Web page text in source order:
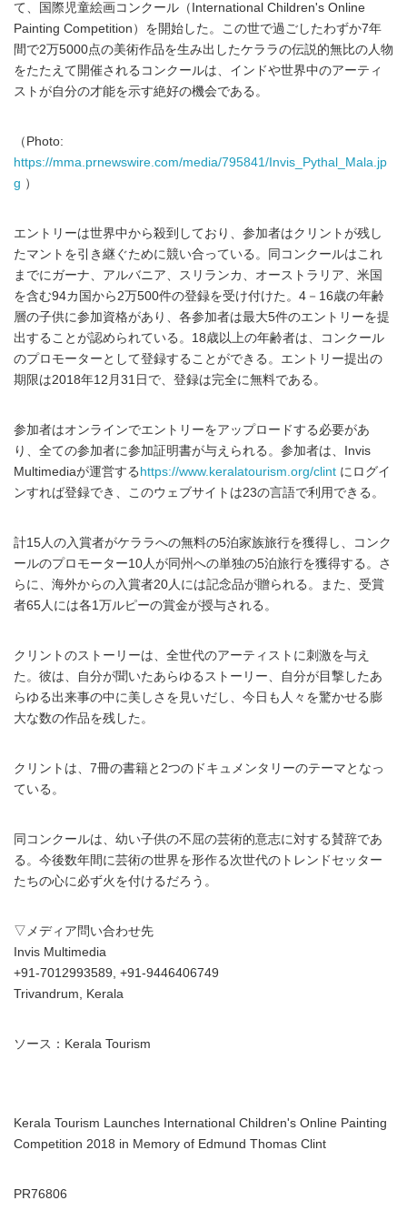
て、国際児童絵画コンクール（International Children's Online
Painting Competition）を開始した。この世で過ごしたわずか7年
間で2万5000点の美術作品を生み出したケララの伝説的無比の人物
をたたえて開催されるコンクールは、インドや世界中のアーティ
ストが自分の才能を示す絶好の機会である。
（Photo:
https://mma.prnewswire.com/media/795841/Invis_Pythal_Mala.jp
g ）
エントリーは世界中から殺到しており、参加者はクリントが残し
たマントを引き継ぐために競い合っている。同コンクールはこれ
までにガーナ、アルバニア、スリランカ、オーストラリア、米国
を含む94カ国から2万500件の登録を受け付けた。4－16歳の年齢
層の子供に参加資格があり、各参加者は最大5件のエントリーを提
出することが認められている。18歳以上の年齢者は、コンクール
のプロモーターとして登録することができる。エントリー提出の
期限は2018年12月31日で、登録は完全に無料である。
参加者はオンラインでエントリーをアップロードする必要があ
り、全ての参加者に参加証明書が与えられる。参加者は、Invis
Multimediaが運営する https://www.keralatourism.org/clint にログイ
ンすれば登録でき、このウェブサイトは23の言語で利用できる。
計15人の入賞者がケララへの無料の5泊家族旅行を獲得し、コンク
ールのプロモーター10人が同州への単独の5泊旅行を獲得する。さ
らに、海外からの入賞者20人には記念品が贈られる。また、受賞
者65人には各1万ルピーの賞金が授与される。
クリントのストーリーは、全世代のアーティストに刺激を与え
た。彼は、自分が聞いたあらゆるストーリー、自分が目撃したあ
らゆる出来事の中に美しさを見いだし、今日も人々を驚かせる膨
大な数の作品を残した。
クリントは、7冊の書籍と2つのドキュメンタリーのテーマとなっ
ている。
同コンクールは、幼い子供の不屈の芸術的意志に対する賛辞であ
る。今後数年間に芸術の世界を形作る次世代のトレンドセッター
たちの心に必ず火を付けるだろう。
▽メディア問い合わせ先
Invis Multimedia
+91-7012993589, +91-9446406749
Trivandrum, Kerala
ソース：Kerala Tourism
Kerala Tourism Launches International Children's Online Painting
Competition 2018 in Memory of Edmund Thomas Clint
PR76806